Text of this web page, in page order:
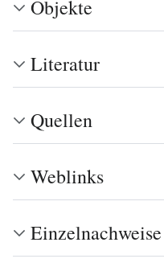
Objekte
Literatur
Quellen
Weblinks
Einzelnachweise